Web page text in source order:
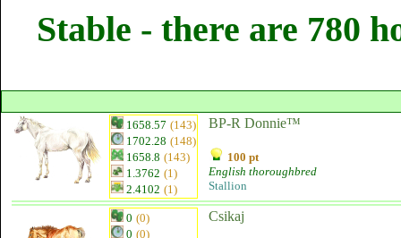
Stable - there are 780
1658.57 (143)
1702.28 (148)
1658.8 (143)
1.3762 (1)
2.4102 (1)
BP-R Donnie™
100 pt
English thoroughbred
Stallion
0 (0)
0 (0)
Csikaj